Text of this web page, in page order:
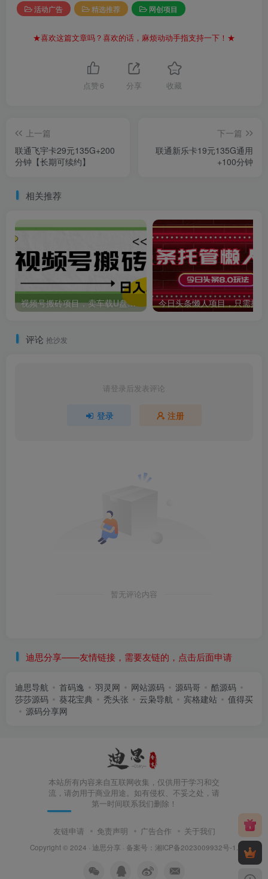
活动广告 精选推荐 网创项目
★喜欢这篇文章吗？喜欢的话，麻烦动动手指支持一下！★
点赞 6 分享 收藏
上一篇
联通飞宇卡29元135G+200
分钟【长期可续约】
下一篇
联通新乐卡19元135G通用
+100分钟
相关推荐
视频号搬砖项目，卖车载U盘，简单轻松，0门槛日入500+
评论 抢沙发
请登录后发表评论
登录 注册
暂无评论内容
迪思分享——友情链接，需要友链的，点击后面申请
迪思导航 首码逸 羽灵网 网站源码 源码哥
酷源码
莎莎源码
葵花宝典 秃头张 云枭导航 宾格建站
值得买
源码分享网
本站所有内容来自互联网收集，仅供用于学习和交
流，请勿用于商业用途。如有侵权、不妥之处，请
第一时间联系我们删除！
友链申请 免责声明 广告合作 关于我们
Copyright © 2024 · 迪思分享 · 备案号： 湘ICP备2023009932号-1